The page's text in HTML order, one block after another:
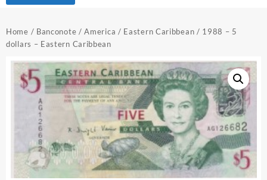
Home / Banconote /America / Eastern Caribbean / 1988 – 5
dollars – Eastern Caribbean